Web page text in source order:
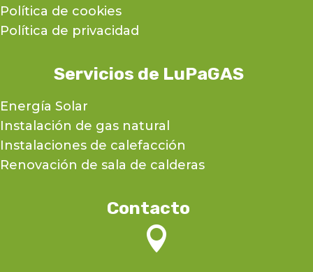
Política de cookies
Política de privacidad
Servicios de LuPaGAS
Energía Solar
Instalación de gas natural
Instalaciones de calefacción
Renovación de sala de calderas
Contacto
